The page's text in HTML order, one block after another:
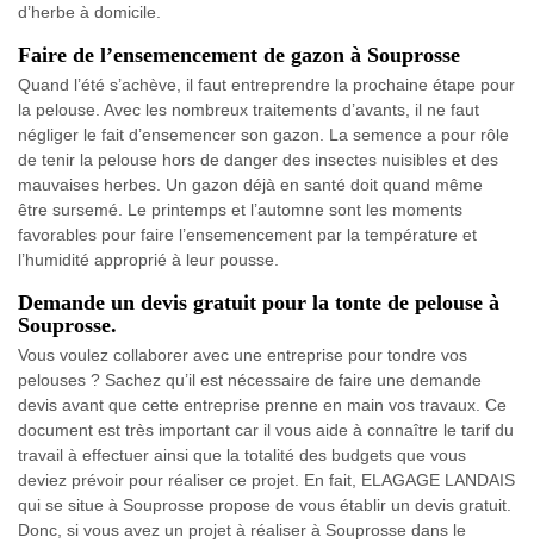
d’herbe à domicile.
Faire de l’ensemencement de gazon à Souprosse
Quand l’été s’achève, il faut entreprendre la prochaine étape pour
la pelouse. Avec les nombreux traitements d’avants, il ne faut
négliger le fait d’ensemencer son gazon. La semence a pour rôle
de tenir la pelouse hors de danger des insectes nuisibles et des
mauvaises herbes. Un gazon déjà en santé doit quand même
être sursemé. Le printemps et l’automne sont les moments
favorables pour faire l’ensemencement par la température et
l’humidité approprié à leur pousse.
Demande un devis gratuit pour la tonte de pelouse à
Souprosse.
Vous voulez collaborer avec une entreprise pour tondre vos
pelouses ? Sachez qu’il est nécessaire de faire une demande
devis avant que cette entreprise prenne en main vos travaux. Ce
document est très important car il vous aide à connaître le tarif du
travail à effectuer ainsi que la totalité des budgets que vous
deviez prévoir pour réaliser ce projet. En fait, ELAGAGE LANDAIS
qui se situe à Souprosse propose de vous établir un devis gratuit.
Donc, si vous avez un projet à réaliser à Souprosse dans le